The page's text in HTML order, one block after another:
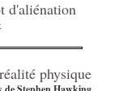
d'aliénation
physique